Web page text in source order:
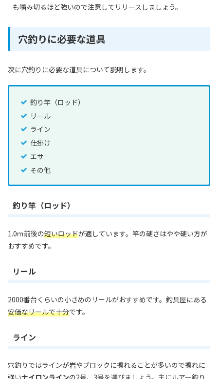
も噛み切るほど強いので注意してリリースしましょう。
穴釣りに必要な道具
次に穴釣りに必要な道具について説明します。
釣り竿（ロッド）
リール
ライン
仕掛け
エサ
その他
釣り竿（ロッド）
1.0ｍ前後の短いロッドが適しています。竿の硬さはやや硬い方が
おすすめです。
リール
2000番台くらいの小さめのリールがおすすめです。釣具屋にある
安価なリールで十分です。
ライン
穴釣りではラインが岩やブロックに擦れることが多いので擦れに